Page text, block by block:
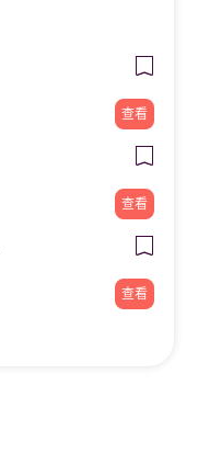
查看
查看
查看